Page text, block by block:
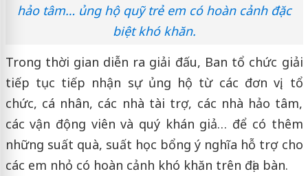
hảo tâm… ủng hộ quỹ trẻ em có hoàn cảnh đặc
biệt khó khăn.
Trong thời gian diễn ra giải đấu, Ban tổ chức giải
tiếp tục tiếp nhận sự ủng hộ từ các đơn vị, tổ
chức, cá nhân, các nhà tài trợ, các nhà hảo tâm,
các vận động viên và quý khán giả… để có thêm
những suất quà, suất học bổng ý nghĩa hỗ trợ cho
các em nhỏ có hoàn cảnh khó khăn trên địa bàn.